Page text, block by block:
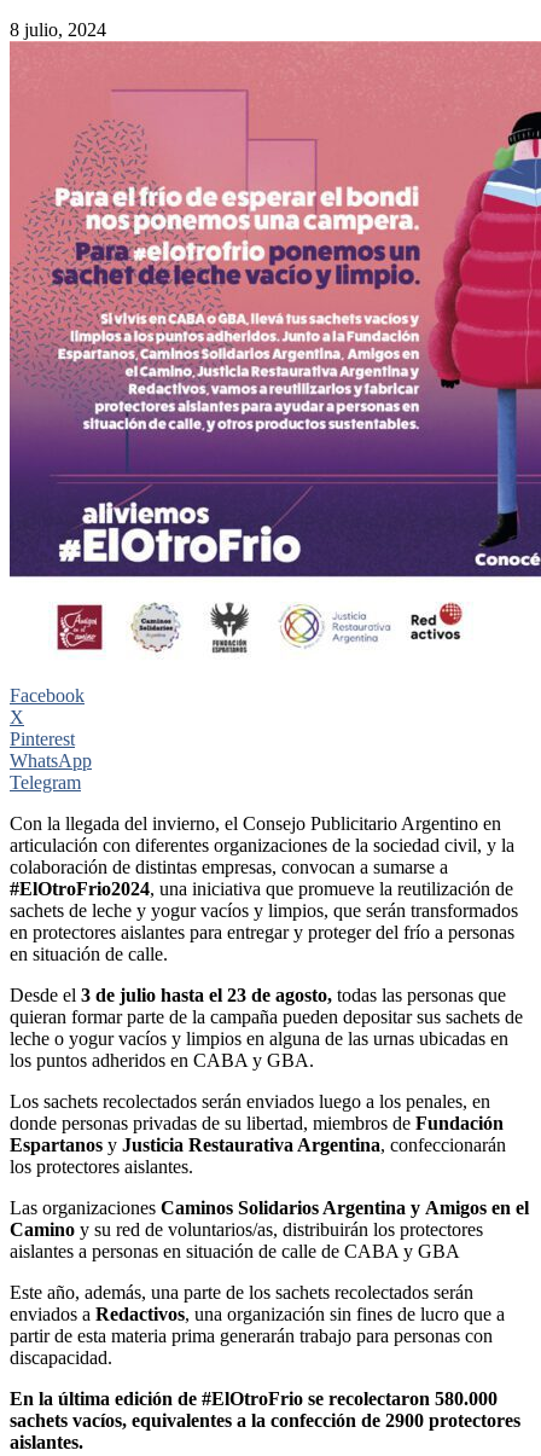
8 julio, 2024
Facebook
X
Pinterest
WhatsApp
Telegram
Con la llegada del invierno, el Consejo Publicitario Argentino en
articulación con diferentes organizaciones de la sociedad civil, y la
colaboración de distintas empresas, convocan a sumarse a
#ElOtroFrio2024, una iniciativa que promueve la reutilización de
sachets de leche y yogur vacíos y limpios, que serán transformados
en protectores aislantes para entregar y proteger del frío a personas
en situación de calle.
Desde el 3 de julio hasta el 23 de agosto, todas las personas que
quieran formar parte de la campaña pueden depositar sus sachets de
leche o yogur vacíos y limpios en alguna de las urnas ubicadas en
los puntos adheridos en CABA y GBA.
Los sachets recolectados serán enviados luego a los penales, en
donde personas privadas de su libertad, miembros de Fundación
Espartanos y Justicia Restaurativa Argentina, confeccionarán
los protectores aislantes.
Las organizaciones Caminos Solidarios Argentina y Amigos en el
Camino y su red de voluntarios/as, distribuirán los protectores
aislantes a personas en situación de calle de CABA y GBA
Este año, además, una parte de los sachets recolectados serán
enviados a Redactivos, una organización sin fines de lucro que a
partir de esta materia prima generarán trabajo para personas con
discapacidad.
En la última edición de #ElOtroFrio se recolectaron 580.000
sachets vacíos, equivalentes a la confección de 2900 protectores
aislantes.